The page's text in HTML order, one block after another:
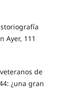
Ayer, 111
de
¿una gran